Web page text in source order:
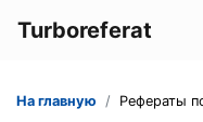
Turboreferat
На главную Рефераты